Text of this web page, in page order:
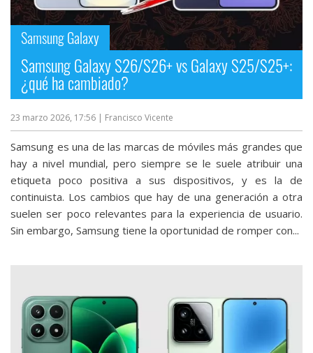
Operadores
Trucos
y
Tutoriales
Ciberseguridad
Sistemas
operativos
+
Más
temas
Samsung Galaxy
Samsung Galaxy S26/S26+ vs Galaxy S25/S25+:
¿qué ha cambiado?
23 marzo 2026, 17:56 | Francisco Vicente
Samsung es una de las marcas de móviles más grandes que
hay a nivel mundial, pero siempre se le suele atribuir una
etiqueta poco positiva a sus dispositivos, y es la de
continuista. Los cambios que hay de una generación a otra
suelen ser poco relevantes para la experiencia de usuario.
Sin embargo, Samsung tiene la oportunidad de romper con...